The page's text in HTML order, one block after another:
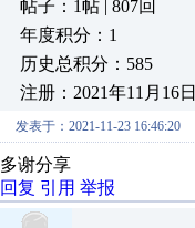
帖子：1帖 | 807回
年度积分：1
历史总积分：585
注册：2021年11月16日
发表于：2021-11-23 16:46:20
多谢分享
回复 引用 举报